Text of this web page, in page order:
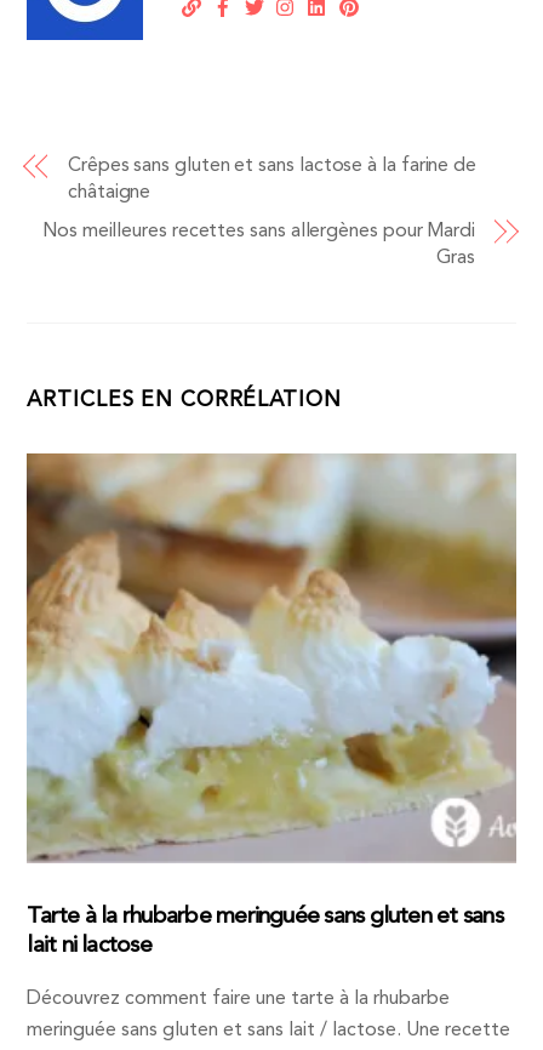
Crêpes sans gluten et sans lactose à la farine de
châtaigne
Nos meilleures recettes sans allergènes pour Mardi
Gras
ARTICLES EN CORRÉLATION
Tarte à la rhubarbe meringuée sans gluten et sans
lait ni lactose
Découvrez comment faire une tarte à la rhubarbe
meringuée sans gluten et sans lait / lactose. Une recette